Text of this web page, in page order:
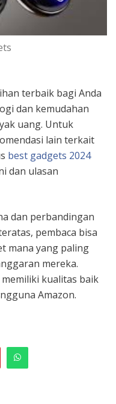
terbaik bagi Anda
dan kemudahan
uang. Untuk
lain terkait
best gadgets 2024
dan ulasan
dan perbandingan
pembaca bisa
mana yang paling
mereka.
kualitas baik
Amazon.